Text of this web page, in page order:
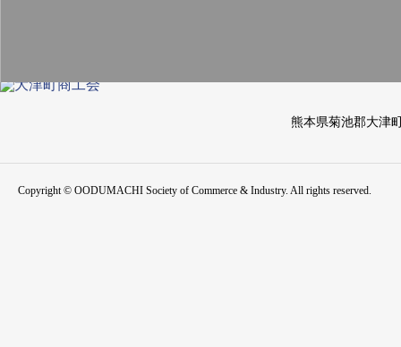
熊本県菊池郡大津
Copyright © OODUMACHI Society of Commerce & Industry. All rights reserved.